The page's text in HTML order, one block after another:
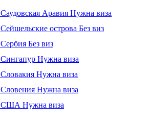
Саудовская Аравия Нужна виза
Сейшельские острова Без виз
Сербия Без виз
Сингапур Нужна виза
Словакия Нужна виза
Словения Нужна виза
США Нужна виза